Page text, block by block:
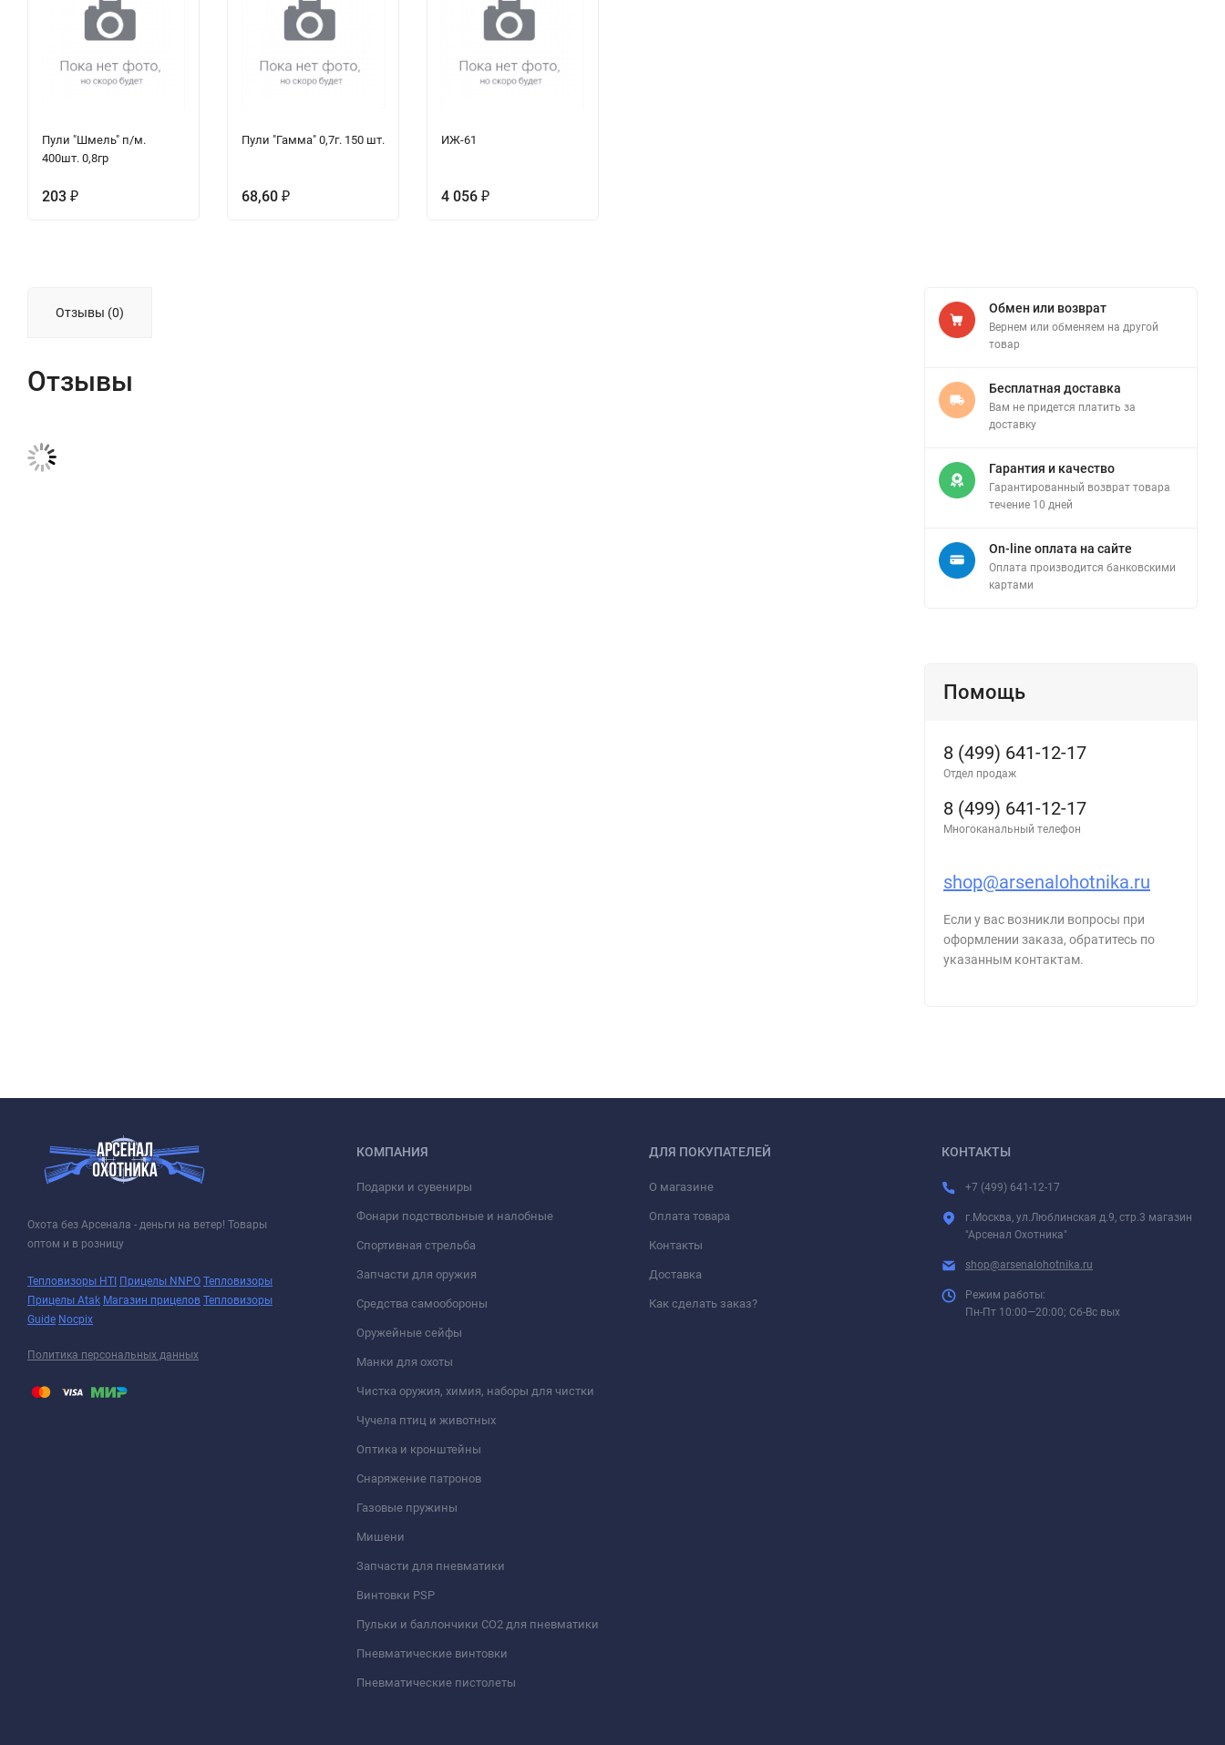
Пули "Шмель" п/м.
400шт. 0,8гр
203 ₽
Пули "Гамма" 0,7г. 150 шт.
68,60 ₽
ИЖ-61
4 056 ₽
Отзывы (0)
Отзывы
Обмен или возврат
Вернем или обменяем на другой
товар
Бесплатная доставка
Вам не придется платить за
доставку
Гарантия и качество
Гарантированный возврат товара
течение 10 дней
On-line оплата на сайте
Оплата производится банковскими
картами
Помощь
8 (499) 641-12-17
Отдел продаж
8 (499) 641-12-17
Многоканальный телефон
shop@arsenalohotnika.ru
Если у вас возникли вопросы при
оформлении заказа, обратитесь по
указанным контактам.
Охота без Арсенала - деньги на ветер! Товары
оптом и в розницу
Тепловизоры HTI Прицелы NNPO Тепловизоры
Прицелы Atak Магазин прицелов Тепловизоры
Guide Nocpix
Политика персональных данных
КОМПАНИЯ
Подарки и сувениры
Фонари подствольные и налобные
Спортивная стрельба
Запчасти для оружия
Средства самообороны
Оружейные сейфы
Манки для охоты
Чистка оружия, химия, наборы для чистки
Чучела птиц и животных
Оптика и кронштейны
Снаряжение патронов
Газовые пружины
Мишени
Запчасти для пневматики
Винтовки PSP
Пульки и баллончики СО2 для пневматики
Пневматические винтовки
Пневматические пистолеты
ДЛЯ ПОКУПАТЕЛЕЙ
О магазине
Оплата товара
Контакты
Доставка
Как сделать заказ?
КОНТАКТЫ
+7 (499) 641-12-17
г.Москва, ул.Люблинская д.9, стр.3 магазин
"Арсенал Охотника"
shop@arsenalohotnika.ru
Режим работы:
Пн-Пт 10:00—20:00; Сб-Вс вых